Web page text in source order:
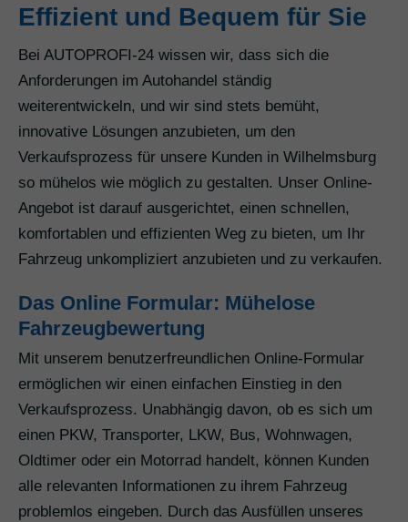
Effizient und Bequem für Sie
Bei AUTOPROFI-24 wissen wir, dass sich die
Anforderungen im Autohandel ständig
weiterentwickeln, und wir sind stets bemüht,
innovative Lösungen anzubieten, um den
Verkaufsprozess für unsere Kunden in Wilhelmsburg
so mühelos wie möglich zu gestalten. Unser Online-
Angebot ist darauf ausgerichtet, einen schnellen,
komfortablen und effizienten Weg zu bieten, um Ihr
Fahrzeug unkompliziert anzubieten und zu verkaufen.
Das Online Formular: Mühelose
Fahrzeugbewertung
Mit unserem benutzerfreundlichen Online-Formular
ermöglichen wir einen einfachen Einstieg in den
Verkaufsprozess. Unabhängig davon, ob es sich um
einen PKW, Transporter, LKW, Bus, Wohnwagen,
Oldtimer oder ein Motorrad handelt, können Kunden
alle relevanten Informationen zu ihrem Fahrzeug
problemlos eingeben. Durch das Ausfüllen unseres